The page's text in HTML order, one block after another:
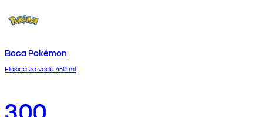
Boca Pokémon
Flašica za vodu 450 ml
300